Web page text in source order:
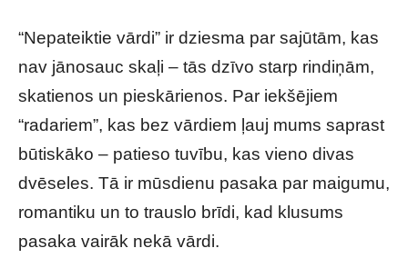
“Nepateiktie vārdi” ir dziesma par sajūtām, kas
nav jānosauc skaļi – tās dzīvo starp rindiņām,
skatienos un pieskārienos. Par iekšējiem
“radariem”, kas bez vārdiem ļauj mums saprast
būtiskāko – patieso tuvību, kas vieno divas
dvēseles. Tā ir mūsdienu pasaka par maigumu,
romantiku un to trauslo brīdi, kad klusums
pasaka vairāk nekā vārdi.